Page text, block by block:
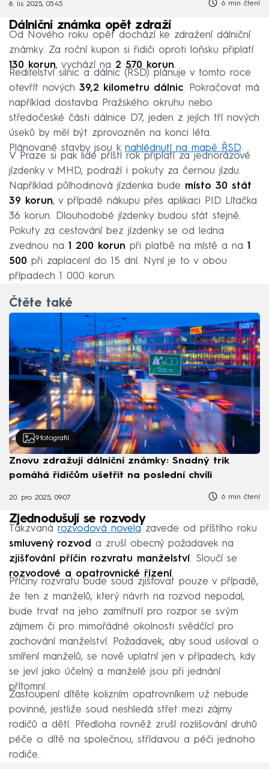
8. lis 2025, 05:45 6 min čtení
Dálniční známka opět zdraží
Od Nového roku opět dochází ke zdražení dálniční
známky. Za roční kupon si řidiči oproti loňsku připlatí
130 korun, vychází na 2 570 korun.
Ředitelství silnic a dálnic (ŘSD) plánuje v tomto roce
otevřít nových 39,2 kilometru dálnic. Pokračovat má
například dostavba Pražského okruhu nebo
středočeské části dálnice D7, jeden z jejích tří nových
úseků by měl být zprovozněn na konci léta.
Plánované stavby jsou k nahlédnutí na mapě ŘSD.
V Praze si pak lidé příští rok připlatí za jednorázové
jízdenky v MHD, podraží i pokuty za černou jízdu.
Například půlhodinová jízdenka bude místo 30 stát
39 korun, v případě nákupu přes aplikaci PID Lítačka
36 korun. Dlouhodobé jízdenky budou stát stejně.
Pokuty za cestování bez jízdenky se od ledna
zvednou na 1 200 korun při platbě na místě a na 1
500 při zaplacení do 15 dní. Nyní je to v obou
případech 1 000 korun.
Čtěte také
9 fotografií
Znovu zdražují dálniční známky: Snadný trik
pomáhá řidičům ušetřit na poslední chvíli
20. pro 2025, 09:07 6 min čtení
Zjednodušují se rozvody
Takzvaná rozvodová novela zavede od příštího roku
smluvený rozvod a zruší obecný požadavek na
zjišťování příčin rozvratu manželství. Sloučí se
rozvodové a opatrovnické řízení.
Příčiny rozvratu bude soud zjišťovat pouze v případě,
že ten z manželů, který návrh na rozvod nepodal,
bude trvat na jeho zamítnutí pro rozpor se svým
zájmem či pro mimořádné okolnosti svědčící pro
zachování manželství. Požadavek, aby soud usiloval o
smíření manželů, se nově uplatní jen v případech, kdy
se jeví jako účelný a manželé jsou při jednání
přítomní.
Zastoupení dítěte kolizním opatrovníkem už nebude
povinné, jestliže soud neshledá střet mezi zájmy
rodičů a dětí. Předloha rovněž zruší rozlišování druhů
péče o dítě na společnou, střídavou a péči jednoho
rodiče.